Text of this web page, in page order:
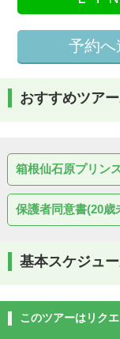
予約へ
おすすめツア
箱根仙石原プリン
保護者同意書(20歳
基本スケジュ
このツアーはリク